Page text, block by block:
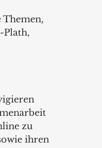
Themen,
Plath,
zu
ihren